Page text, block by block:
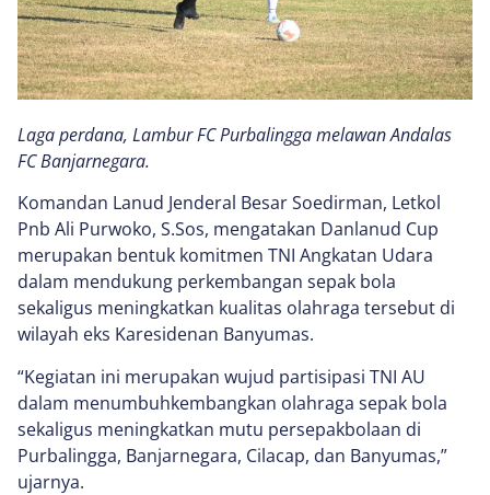
Laga perdana, Lambur FC Purbalingga melawan Andalas
FC Banjarnegara.
Komandan Lanud Jenderal Besar Soedirman, Letkol
Pnb Ali Purwoko, S.Sos, mengatakan Danlanud Cup
merupakan bentuk komitmen TNI Angkatan Udara
dalam mendukung perkembangan sepak bola
sekaligus meningkatkan kualitas olahraga tersebut di
wilayah eks Karesidenan Banyumas.
“Kegiatan ini merupakan wujud partisipasi TNI AU
dalam menumbuhkembangkan olahraga sepak bola
sekaligus meningkatkan mutu persepakbolaan di
Purbalingga, Banjarnegara, Cilacap, dan Banyumas,”
ujarnya.